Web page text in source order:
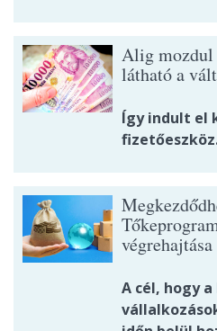
Alig mozdul
látható a
Így indult el
végrehajtása
A cél, hogy